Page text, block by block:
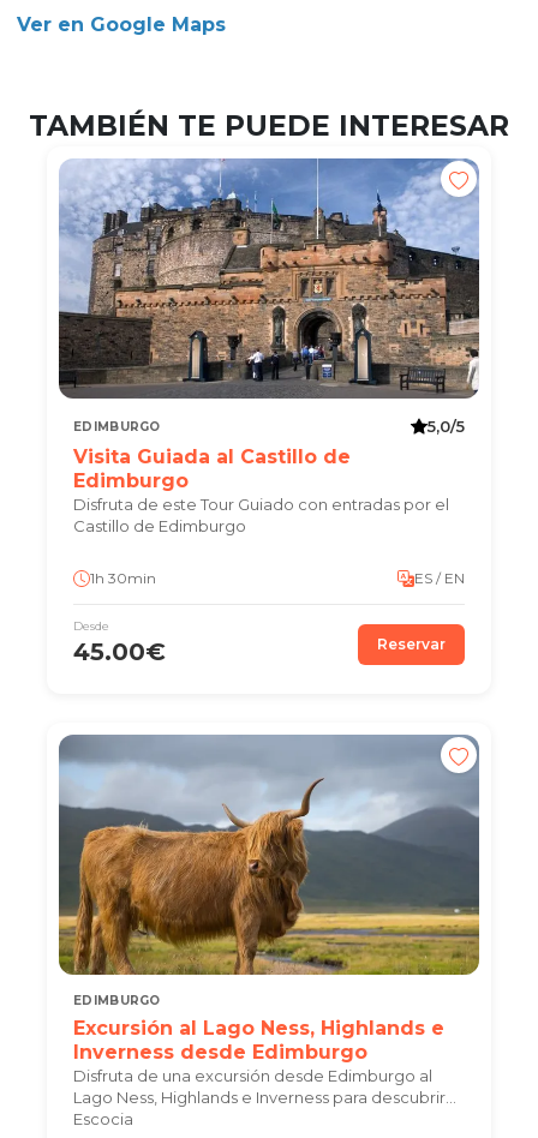
Ver en Google Maps
TAMBIÉN TE PUEDE INTERESAR
EDIMBURGO 5,0/5
Visita Guiada al Castillo de
Edimburgo
Disfruta de este Tour Guiado con entradas por el
Castillo de Edimburgo
1h 30min ES / EN
Desde
45.00€ Reservar
EDIMBURGO
Excursión al Lago Ness, Highlands e
Inverness desde Edimburgo
Disfruta de una excursión desde Edimburgo al
Lago Ness, Highlands e Inverness para descubrir
Escocia